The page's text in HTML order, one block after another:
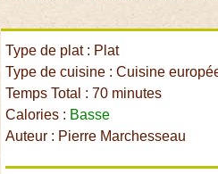
Type de plat : Plat
Type de cuisine : Cuisine
Temps Total : 70 minutes
Calories : Basse
Auteur : Pierre Marchesseau